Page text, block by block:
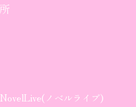
ノベルライブ)